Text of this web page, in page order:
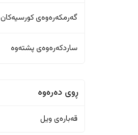
گەرمکەرەوەی کورسیەکان
ساردکەرەوەی پشتەوە
ڕوی دەرەوە
قەبارەی ویل